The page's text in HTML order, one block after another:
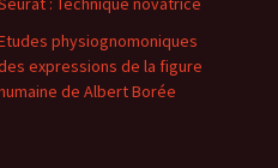
physiognomoniques
expressions de la figure
de Albert Borée